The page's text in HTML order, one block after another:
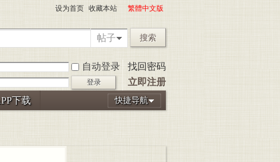
设为首页 收藏本站 繁體中文版
帖子 搜索
自动登录
找回密码
登录 立即注册
快捷导航
下载